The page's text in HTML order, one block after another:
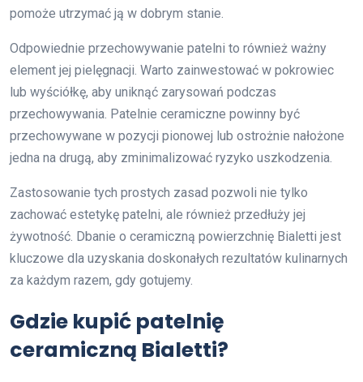
pomoże utrzymać ją w dobrym stanie.
Odpowiednie przechowywanie patelni to również ważny
element jej pielęgnacji. Warto zainwestować w pokrowiec
lub wyściółkę, aby uniknąć zarysowań podczas
przechowywania. Patelnie ceramiczne powinny być
przechowywane w pozycji pionowej lub ostrożnie nałożone
jedna na drugą, aby zminimalizować ryzyko uszkodzenia.
Zastosowanie tych prostych zasad pozwoli nie tylko
zachować estetykę patelni, ale również przedłuży jej
żywotność. Dbanie o ceramiczną powierzchnię Bialetti jest
kluczowe dla uzyskania doskonałych rezultatów kulinarnych
za każdym razem, gdy gotujemy.
Gdzie kupić patelnię
ceramiczną Bialetti?